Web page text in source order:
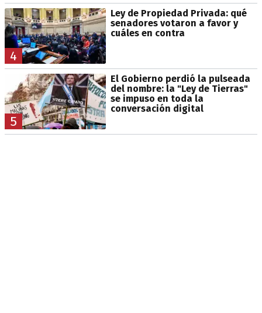
4
Ley de Propiedad Privada: qué
senadores votaron a favor y
cuáles en contra
5
El Gobierno perdió la pulseada
del nombre: la "Ley de Tierras"
se impuso en toda la
conversación digital